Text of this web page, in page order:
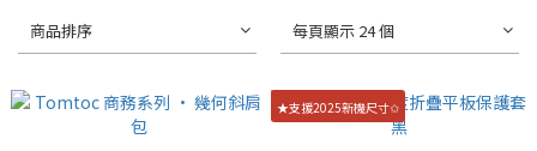
商品排序 每頁顯示 24 個
★支援2025新機尺寸✩